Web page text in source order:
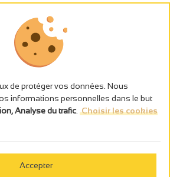
pour la santé, à consommer avec
de protéger vos données. Nous
informations personnelles dans le but
Analyse du trafic Choisir les cookies
Accepter